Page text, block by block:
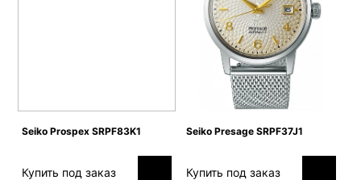
Seiko Prospex SRPF83K1
Купить под заказ
Seiko Presage SRPF37J1
Купить под заказ